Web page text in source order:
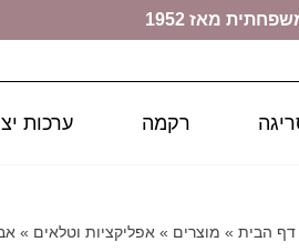
מאז 1952
רקמה ערכות
דף הבית » מוצרים » אפליקציות וטלאים »